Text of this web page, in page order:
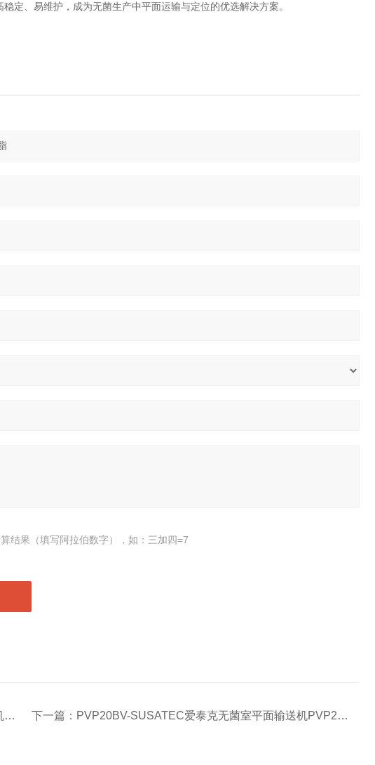
定、易维护，成为无菌生产中平面运输与定位的优选解决方案。
结果（填写阿拉伯数字），如：三加四=7
下一篇： PVP20BV-SUSATEC爱泰克无菌室平面输送机PVP20B型防静电